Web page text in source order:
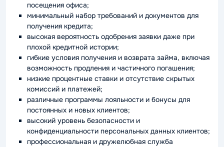
посещения офиса;
минимальный набор требований и документов для
получения кредита;
высокая вероятность одобрения заявки даже при
плохой кредитной истории;
гибкие условия получения и возврата займа, включая
возможность продления и частичного погашения;
низкие процентные ставки и отсутствие скрытых
комиссий и платежей;
различные программы лояльности и бонусы для
постоянных и новых клиентов;
высокий уровень безопасности и
конфиденциальности персональных данных клиентов;
профессиональная и дружелюбная служба